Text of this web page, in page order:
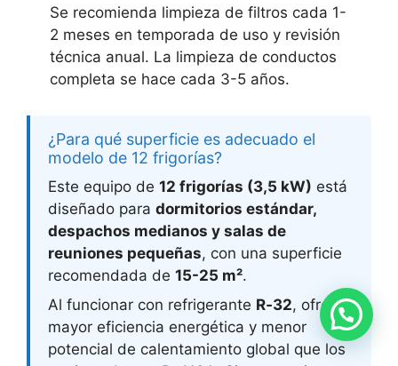
Se recomienda limpieza de filtros cada 1-
2 meses en temporada de uso y revisión
técnica anual. La limpieza de conductos
completa se hace cada 3-5 años.
¿Para qué superficie es adecuado el
modelo de 12 frigorías?
Este equipo de 12 frigorías (3,5 kW) está
diseñado para dormitorios estándar,
despachos medianos y salas de
reuniones pequeñas, con una superficie
recomendada de 15-25 m².
Al funcionar con refrigerante R‑32, ofrece
mayor eficiencia energética y menor
potencial de calentamiento global que los